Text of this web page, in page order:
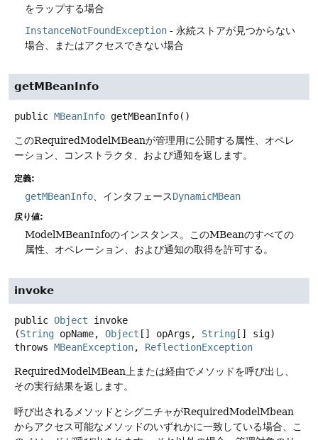
をラップする場合
InstanceNotFoundException - 永続ストアが見つからない
場合、またはアクセスできない場合
getMBeanInfo
public MBeanInfo getMBeanInfo()
このRequiredModelMBeanが管理用に公開する属性、オペレ
ーション、コンストラクタ、および通知を返します。
定義:
getMBeanInfo 、インタフェースDynamicMBean
戻り値:
ModelMBeanInfoのインスタンス。このMBeanのすべての
属性、オペレーション、および通知の取得を許可する。
invoke
public Object
invoke
(String opName, Object [] opArgs, String [] sig)
throws MBeanException, ReflectionException
RequiredModelMBean上または経由でメソッドを呼び出し、
その実行結果を返します。
呼び出されるメソッドとシグニチャがRequiredModelMbean
からアクセス可能なメソッドのいずれかに一致している場合、こ